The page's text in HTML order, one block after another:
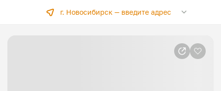
г. Новосибирск —введите адрес